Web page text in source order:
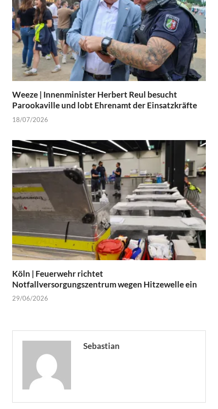
Weeze | Innenminister Herbert Reul besucht
Parookaville und lobt Ehrenamt der Einsatzkräfte
18/07/2026
Köln | Feuerwehr richtet
Notfallversorgungszentrum wegen Hitzewelle ein
29/06/2026
Sebastian